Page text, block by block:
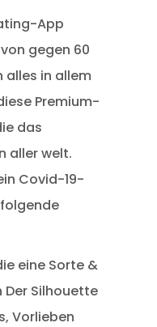
App
gegen 60
alles in allem
Premium-
das
aller welt.
Covid-19-
eine Sorte &
Der Silhouette
Vorlieben